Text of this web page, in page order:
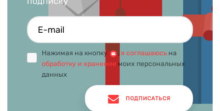
Нажимая на кнопку , я соглашаюсь на
обработку и хранение моих персональных
данных
ПОДПИСАТЬСЯ